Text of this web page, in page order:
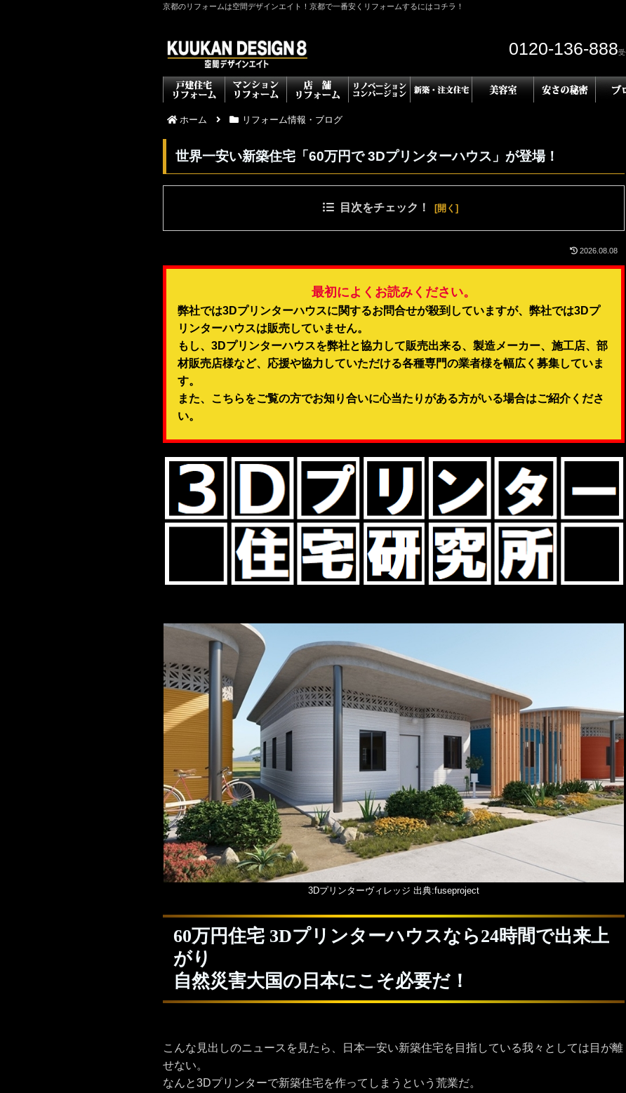
京都のリフォームは空間デザインエイト！京都で一番安くリフォームするにはコチラ！
0120-136-888
ホーム リフォーム情報・ブログ
世界一安い新築住宅「60万円で 3Dプリンターハウス」が登場！
目次をチェック！
2026.08.08
最初によくお読みください。
弊社では3Dプリンターハウスに関するお問合せが殺到していますが、弊社では3Dプ
リンターハウスは販売していません。
もし、3Dプリンターハウスを弊社と協力して販売出来る、製造メーカー、施工店、部
材販売店様など、応援や協力していただける各種専門の業者様を幅広く募集していま
す。
また、こちらをご覧の方でお知り合いに心当たりがある方がいる場合はご紹介くださ
い。
3Dプリンターヴィレッジ 出典:fuseproject
60万円住宅 3Dプリンターハウスなら24時間で出来上
がり
自然災害大国の日本にこそ必要だ！
こんな見出しのニュースを見たら、日本一安い新築住宅を目指している我々としては目が離
せない。
なんと3Dプリンターで新築住宅を作ってしまうという荒業だ。